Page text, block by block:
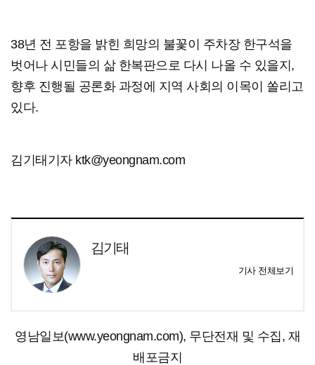
38년 전 포항을 밝힌 희망의 불꽃이 주차장 한구석을
벗어나 시민들의 삶 한복판으로 다시 나올 수 있을지,
향후 진행될 공론화 과정에 지역 사회의 이목이 쏠리고
있다.
김기태기자 ktk@yeongnam.com
김기태
기사 전체보기
영남일보(www.yeongnam.com), 무단전재 및 수집, 재
배포금지